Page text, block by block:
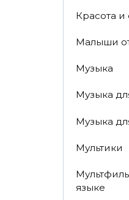
Красота и
Малыши
Музыка
Музыка
Музыка
Мультики
языке